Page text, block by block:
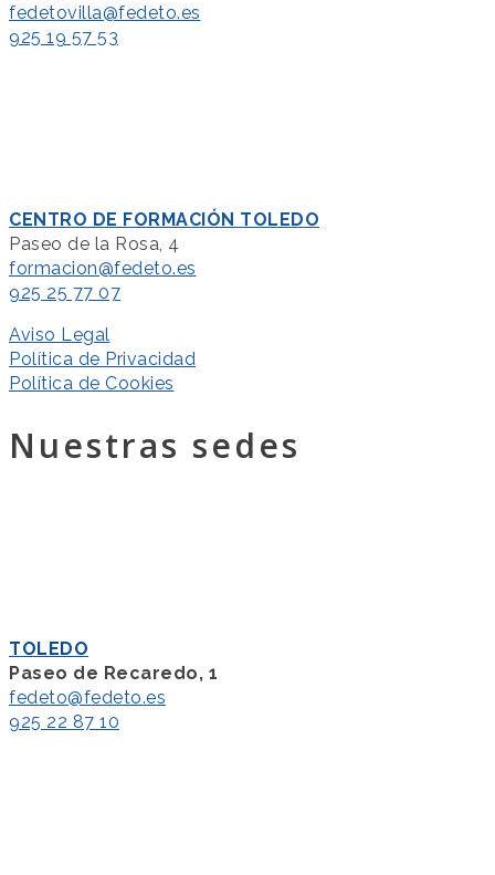
fedetovilla@fedeto.es
925 19 57 53
CENTRO DE FORMACIÓN TOLEDO
Paseo de la Rosa, 4
formacion@fedeto.es
925 25 77 07
Aviso Legal
Política de Privacidad
Política de Cookies
Nuestras sedes
TOLEDO
Paseo de Recaredo, 1
fedeto@fedeto.es
925 22 87 10